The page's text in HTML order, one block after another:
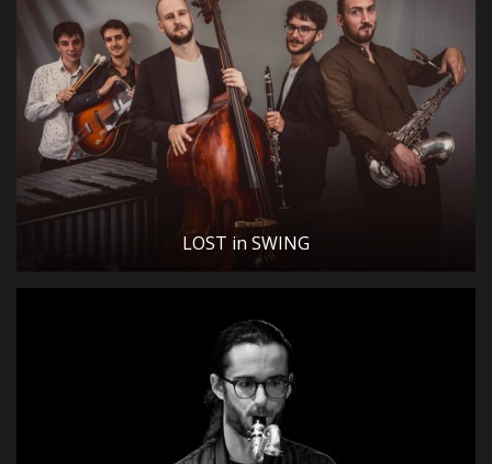
LOST in SWING